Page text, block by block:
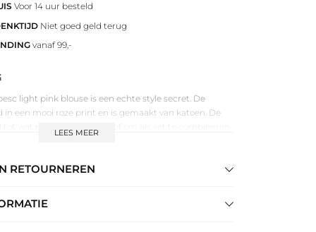
Voor 14 uur besteld
Niet goed geld terug
vanaf 99,-
light pink blouse is een echte style secret. De
in een mooi roze print en is gemaakt van katoen. De
LEES MEER
RETOURNEREN